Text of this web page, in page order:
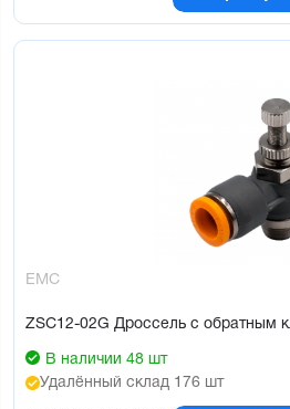
EMC
ZSC12-02G Дроссель с обратным
В наличии 48 шт
Удалённый склад 176 шт